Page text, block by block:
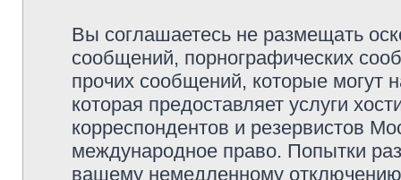
Вы соглашаетесь не размещать
сообщений, порнографических
прочих сообщений, которые могут
которая предоставляет услуги
корреспондентов и резервистов
международное право. Попытки
вашему немедленному